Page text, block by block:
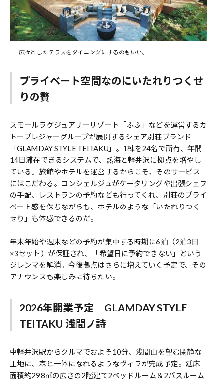
広々としたテラスをダイニングにするのもいい。
プライベート空間なのにいたれりつくせ
りの贅
スモールラグジュアリーリゾート「ふふ」などを運営するカ
トープレジャーグループが展開するシェア別荘ブランド
「GLAMDAY STYLE TEITAKU」。1棟を24名で所有、年間
14日滞在できるシステムで、熱海と軽井沢に拠点を増やし
ている。旅館やホテルを運営するからこそ、そのサービス
にはこだわる。コンシェルジュがケータリングや出張シェフ
の手配、レストランの予約なども行ってくれ、別荘のプライ
ベート感を保ちながらも、ホテルのような「いたれりつく
せり」も体感できるのだ。
年末年始や週末などの予約が集中する時期に6泊（2泊3日
×3セット）が保証され、「希望日に予約できない」という
ジレンマを解消。今後拠点はさらに増えていく予定で、その
アナウンスも楽しみに待ちたい。
2026年開業予定｜GLAMDAY STYLE
TEITAKU 浅間ノ詩
中軽井沢駅からクルマでおよそ10分、浅間山を望む閑静な
土地に、森と一体になれるようなヴィラが完成予定。延床
面積約298㎡の広さの2階建て2ベッドルーム＆2バスルーム